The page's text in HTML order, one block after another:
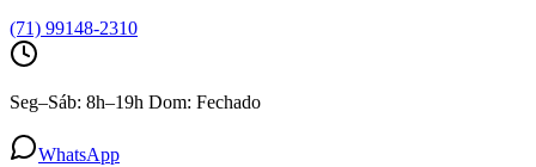
(71) 99148-2310
Seg–Sáb: 8h–19h Dom: Fechado
WhatsApp